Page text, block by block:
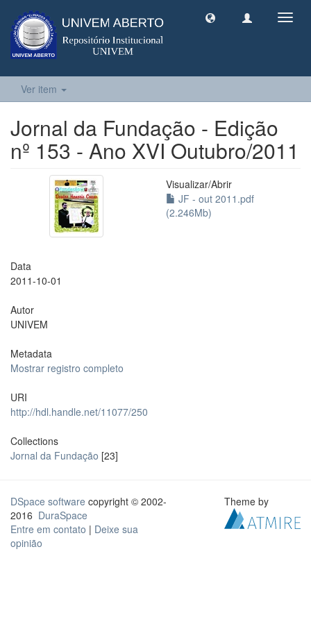
Ver item
Jornal da Fundação - Edição
nº 153 - Ano XVI Outubro/2011
Visualizar/Abrir
JF - out 2011.pdf
(2.246Mb)
Data
2011-10-01
Autor
UNIVEM
Metadata
Mostrar registro completo
URI
http://hdl.handle.net/11077/250
Collections
Jornal da Fundação [23]
DSpace software copyright © 2002-
2016 DuraSpace
Entre em contato | Deixe sua
opinião
Theme by